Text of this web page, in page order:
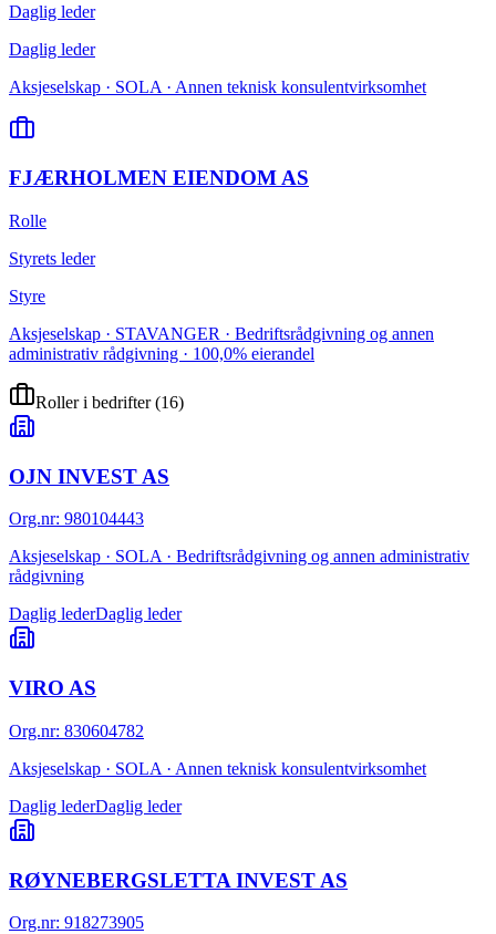
Daglig leder
Daglig leder
Aksjeselskap · SOLA · Annen teknisk konsulentvirksomhet
FJÆRHOLMEN EIENDOM AS
Rolle
Styrets leder
Styre
Aksjeselskap · STAVANGER · Bedriftsrådgivning og annen
administrativ rådgivning · 100,0% eierandel
Roller i bedrifter(16)
OJN INVEST AS
Org.nr: 980104443
Aksjeselskap · SOLA · Bedriftsrådgivning og annen administrativ
rådgivning
Daglig lederDaglig leder
VIRO AS
Org.nr: 830604782
Aksjeselskap · SOLA · Annen teknisk konsulentvirksomhet
Daglig lederDaglig leder
RØYNEBERGSLETTA INVEST AS
Org.nr: 918273905